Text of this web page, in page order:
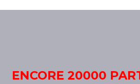
ENCORE 20000